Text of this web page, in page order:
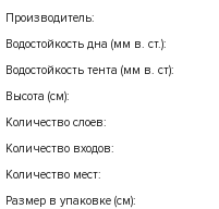
Производитель:
Водостойкость дна (мм в. ст.):
Водостойкость тента (мм в. ст):
Высота (см):
Количество слоев:
Количество входов:
Количество мест:
Размер в упаковке (см):